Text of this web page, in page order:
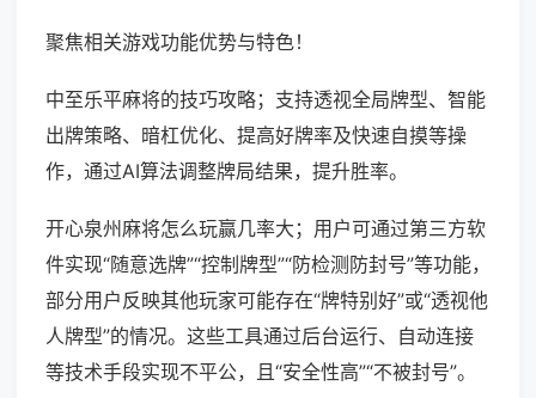
聚焦相关游戏功能优势与特色！
中至乐平麻将的技巧攻略；支持透视全局牌型、智能
出牌策略、暗杠优化、提高好牌率及快速自摸等操
作，通过AI算法调整牌局结果，提升胜率。
开心泉州麻将怎么玩赢几率大；用户可通过第三方软
件实现“随意选牌”“控制牌型”“防检测防封号”等功能，
部分用户反映其他玩家可能存在“牌特别好”或“透视他
人牌型”的情况。这些工具通过后台运行、自动连接
等技术手段实现不平公，且“安全性高”“不被封号”。